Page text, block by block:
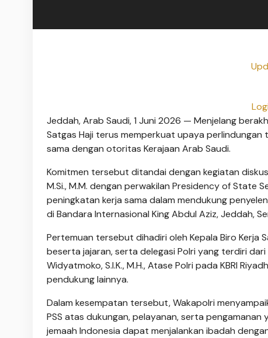
Jeddah, Arab Saudi, 1 Juni 2026 — Menjelang
Satgas Haji terus memperkuat upaya perlindungan
sama dengan otoritas Kerajaan Arab Saudi.
Komitmen tersebut ditandai dengan kegiatan
M.Si., M.M. dengan perwakilan Presidency of State
peningkatan kerja sama dalam mendukung
di Bandara Internasional King Abdul Aziz, Jeddah,
Pertemuan tersebut dihadiri oleh Kepala Biro Kerja
beserta jajaran, serta delegasi Polri yang terdiri dari
Widyatmoko, S.I.K., M.H., Atase Polri pada KBRI
pendukung lainnya.
Dalam kesempatan tersebut, Wakapolri
PSS atas dukungan, pelayanan, serta
jemaah Indonesia dapat menjalankan ibadah